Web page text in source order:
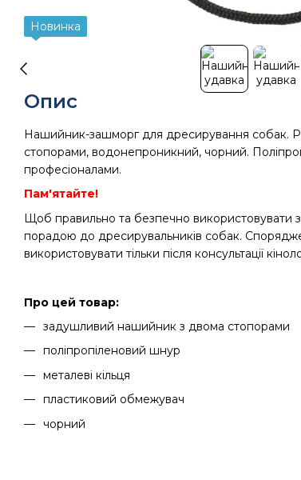
Новинка
Опис
Нашийник-зашморг для дресирування собак.
стопорами, водонепроникний, чорний.
професіоналами.
Пам'ятайте!
Щоб правильно та безпечно використовувати
порадою до дресирувальників собак.
використовувати тільки після консультації
Про цей товар:
задушливий нашийник з двома стопорами
поліпропіленовий шнур
металеві кільця
пластиковий обмежувач
чорний